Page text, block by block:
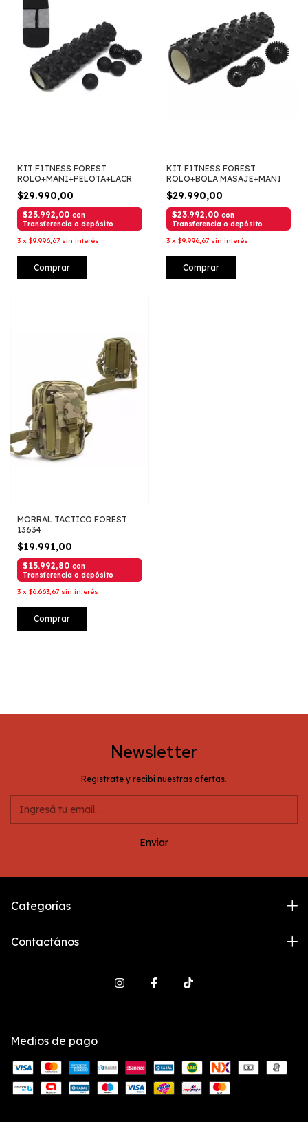
KIT FITNESS FOREST
ROLO+MANI+PELOTA+LACR
$29.990,00
$23.992,00 con
Transferencia o depósito
3 x $9.996,67 sin interés
Comprar
KIT FITNESS FOREST
ROLO+BOLA MASAJE+MANI
$29.990,00
$23.992,00 con
Transferencia o depósito
3 x $9.996,67 sin interés
Comprar
MORRAL TACTICO FOREST
13634
$19.991,00
$15.992,80 con
Transferencia o depósito
3 x $6.663,67 sin interés
Comprar
Newsletter
Registrate y recibí nuestras ofertas.
Categorías
Contactános
Medios de pago